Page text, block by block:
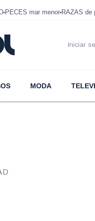
PECES mar menor RAZAS de
Iniciar
MODA